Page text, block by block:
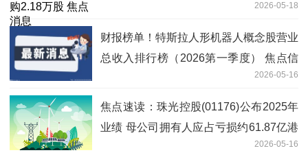
2026-05-18
财报榜单！特斯拉人形机器人概念股营业
总收入排行榜（2026第一季度） 焦点信
2026-05-16
焦点速读：珠光控股(01176)公布2025年
业绩 母公司拥有人应占亏损约61.87亿港
元 同比扩大81.33% 5月18日复牌2026-05-16